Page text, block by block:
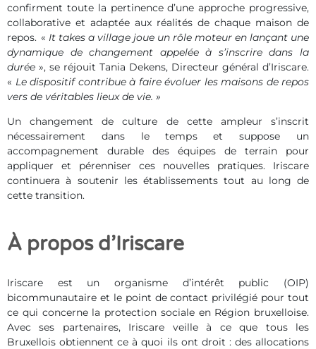
confirment toute la pertinence d’une approche progressive,
collaborative et adaptée aux réalités de chaque maison de
repos. « It takes a village joue un rôle moteur en lançant une
dynamique de changement appelée à s’inscrire dans la
durée », se réjouit Tania Dekens, Directeur général d’Iriscare.
« Le dispositif contribue à faire évoluer les maisons de repos
vers de véritables lieux de vie. »
Un changement de culture de cette ampleur s’inscrit
nécessairement dans le temps et suppose un
accompagnement durable des équipes de terrain pour
appliquer et pérenniser ces nouvelles pratiques. Iriscare
continuera à soutenir les établissements tout au long de
cette transition.
À propos d’Iriscare
Iriscare est un organisme d’intérêt public (OIP)
bicommunautaire et le point de contact privilégié pour tout
ce qui concerne la protection sociale en Région bruxelloise.
Avec ses partenaires, Iriscare veille à ce que tous les
Bruxellois obtiennent ce à quoi ils ont droit : des allocations